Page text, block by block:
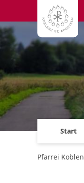
Zum Inhalt springen
Start
Pfarrei